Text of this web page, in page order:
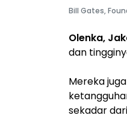
Bill Gates,
Olenka,
dan
Mereka
sekadar